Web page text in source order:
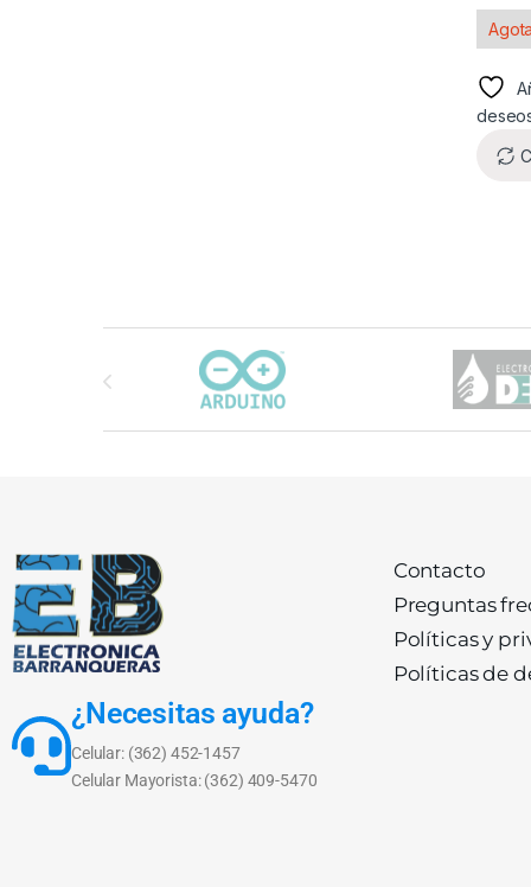
Carrusel de marcas
¿Necesitas ayuda?
Celular: (362) 452-1457
Celular Mayorista: (362) 409-5470
Contacto
Preguntas
Políticas y
Políticas de